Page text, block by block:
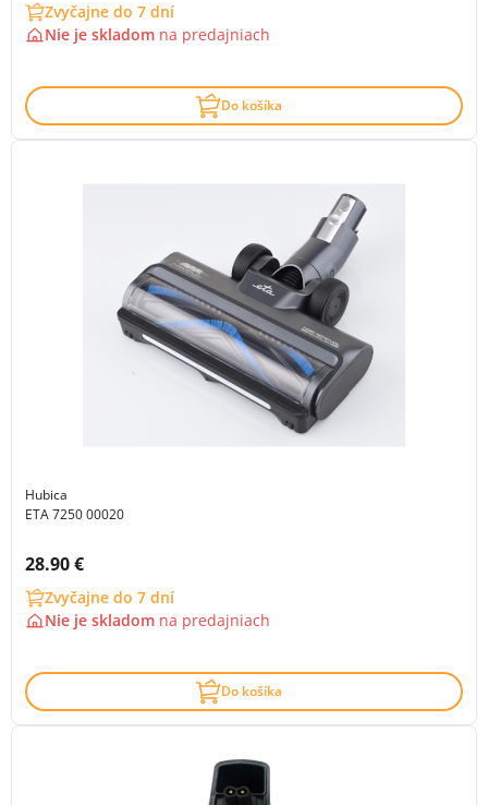
Zvyčajne do 7 dní
Nie je skladom na predajniach
Do košíka
Hubica
ETA 7250 00020
Cena s DPH:
28.90 €
Zvyčajne do 7 dní
Nie je skladom na predajniach
Do košíka